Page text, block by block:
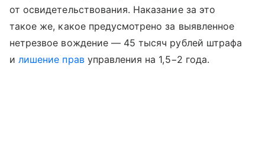
от освидетельствования. Наказание за это
такое же, какое предусмотрено за выявленное
нетрезвое вождение — 45 тысяч рублей штрафа
илишение правуправления на 1,5−2 года.